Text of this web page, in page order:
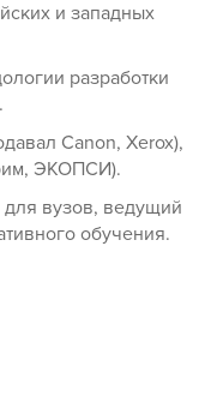
и западных
разработки
Canon, Xerox),
ЭКОПСИ).
для вузов, ведущий
обучения.